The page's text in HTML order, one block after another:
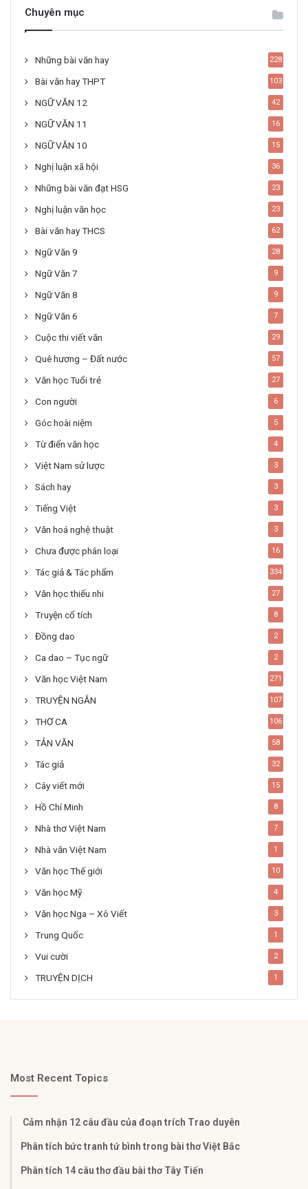
Chuyên mục
Những bài văn hay 228
Bài văn hay THPT 103
NGỮ VĂN 12 42
NGỮ VĂN 11 16
NGỮ VĂN 10 15
Nghị luận xã hội 36
Những bài văn đạt HSG 23
Nghị luận văn học 23
Bài văn hay THCS 62
Ngữ Văn 9 28
Ngữ Văn 7 9
Ngữ Văn 8 9
Ngữ Văn 6 7
Cuộc thi viết văn 29
Quê hương – Đất nước 57
Văn học Tuổi trẻ 27
Con người 6
Góc hoài niệm 5
Từ điển văn học 4
Việt Nam sử lược 3
Sách hay 3
Tiếng Việt 3
Văn hoá nghệ thuật 3
Chưa được phân loại 16
Tác giả & Tác phẩm 334
Văn học thiếu nhi 27
Truyện cổ tích 8
Đồng dao 2
Ca dao – Tục ngữ 2
Văn học Việt Nam 271
TRUYỆN NGẮN 107
THƠ CA 106
TẢN VĂN 58
Tác giả 32
Cây viết mới 15
Hồ Chí Minh 8
Nhà thơ Việt Nam 7
Nhà văn Việt Nam 1
Văn học Thế giới 10
Văn học Mỹ 4
Văn học Nga – Xô Viết 3
Trung Quốc 1
Vui cười 2
TRUYỆN DỊCH 1
Most Recent Topics
Cảm nhận 12 câu đầu của đoạn trích Trao duyên
Phân tích bức tranh tứ bình trong bài thơ Việt Bắc
Phân tích 14 câu thơ đầu bài thơ Tây Tiến